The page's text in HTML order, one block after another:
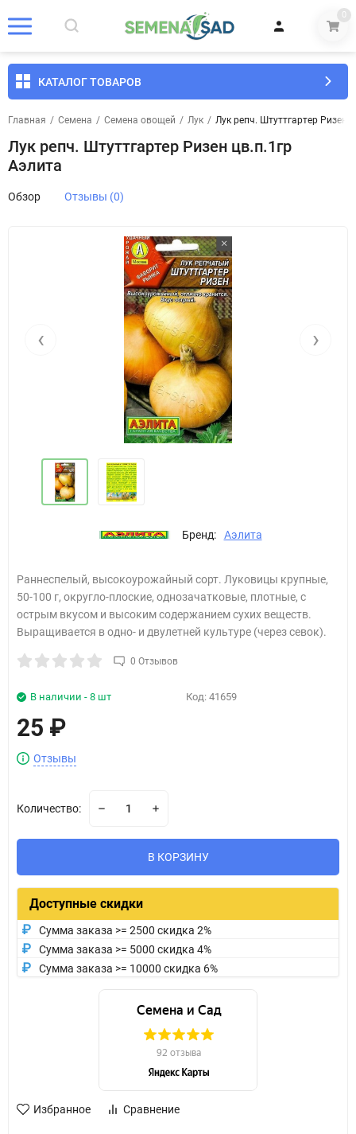
0
КАТАЛОГ ТОВАРОВ
Главная / Семена / Семена овощей / Лук / Лук репч. Штуттгартер Ризен
Лук репч. Штуттгартер Ризен цв.п.1гр
Аэлита
Обзор Отзывы (0)
‹ ›
Бренд: Аэлита
​Раннеспелый, высокоурожайный сорт. Луковицы крупные,
50-100 г, округло-плоские, однозачатковые, плотные, с
острым вкусом и высоким содержанием сухих веществ.
Выращивается в одно- и двулетней культуре (через севок).
0 Отзывов
В наличии - 8 шт Код: 41659
25 ₽
Отзывы
Количество:
В КОРЗИНУ
Доступные скидки
Сумма заказа >= 2500 скидка 2%
Сумма заказа >= 5000 скидка 4%
Сумма заказа >= 10000 скидка 6%
Избранное Сравнение